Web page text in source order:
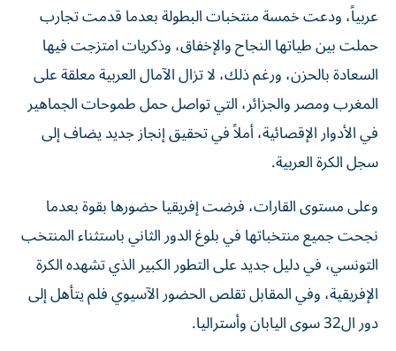
عربياً، ودعت خمسة منتخبات البطولة بعدما قدمت تجارب
حملت بين طياتها النجاح والإخفاق، وذكريات امتزجت فيها
السعادة بالحزن، ورغم ذلك، لا تزال الآمال العربية معلقة على
المغرب ومصر والجزائر، التي تواصل حمل طموحات الجماهير
في الأدوار الإقصائية، أملاً في تحقيق إنجاز جديد يضاف إلى
سجل الكرة العربية.
وعلى مستوى القارات، فرضت إفريقيا حضورها بقوة بعدما
نجحت جميع منتخباتها في بلوغ الدور الثاني باستثناء المنتخب
التونسي، في دليل جديد على التطور الكبير الذي تشهده الكرة
الإفريقية، وفي المقابل تقلص الحضور الآسيوي فلم يتأهل إلى
دور ال32 سوى اليابان وأستراليا.